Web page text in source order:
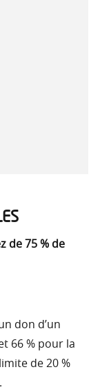
de 75 % de
don d’un
66 % pour la
de 20 %